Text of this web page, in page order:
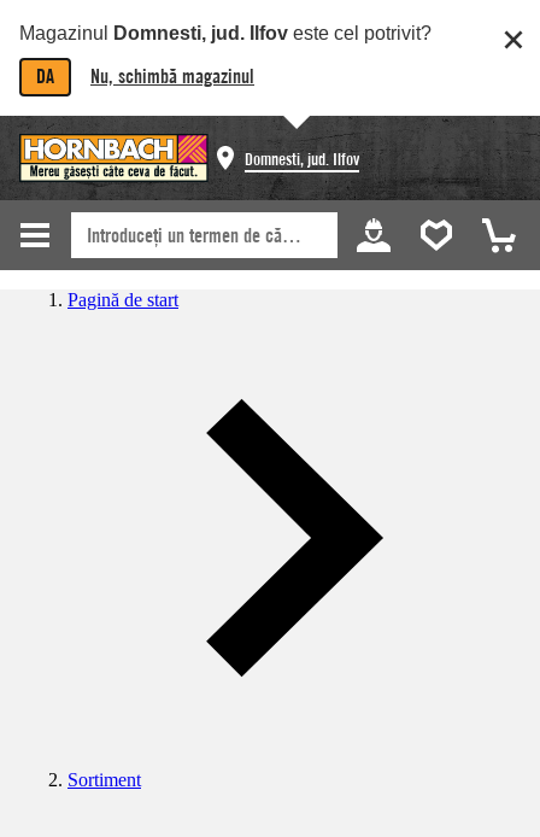
Magazinul Domnesti, jud. Ilfov este cel potrivit?
DA Nu, schimbă magazinul
Domnesti, jud. Ilfov
Pagină de start
Sortiment